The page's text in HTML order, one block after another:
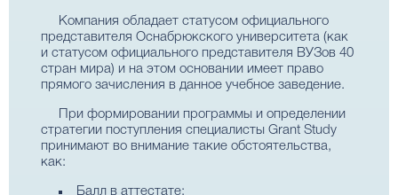
Компания обладает статусом официального
представителя Оснабрюкского университета (как
и статусом официального представителя ВУЗов 40
стран мира) и на этом основании имеет право
прямого зачисления в данное учебное заведение.
При формировании программы и определении
стратегии поступления специалисты Grant Study
принимают во внимание такие обстоятельства,
как:
Балл в аттестате;